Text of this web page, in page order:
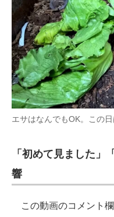
エサはなんでもOK。この
「初めて見ました」
響
この動画のコメント